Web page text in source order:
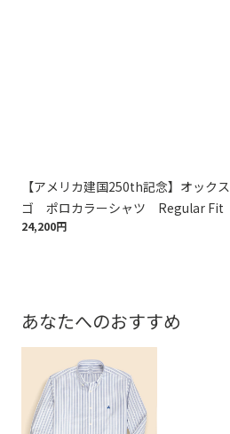
【アメリカ建国250th記念】オック
ゴ ポロカラーシャツ Regular Fit
24,200円
あなたへのおすすめ